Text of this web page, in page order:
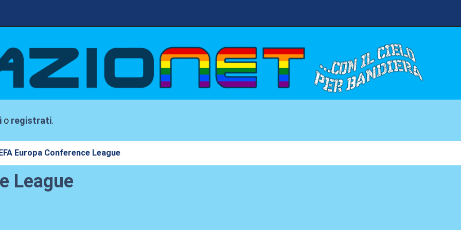
o registrati.
Europa Conference League
League